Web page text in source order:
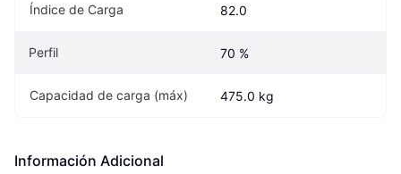
Índice de Carga 82.0
Perfil 70 %
Capacidad de carga (máx) 475.0 kg
Información Adicional